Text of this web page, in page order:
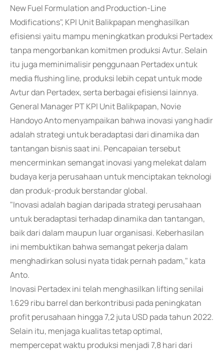
New Fuel Formulation and Production-Line
Modifications", KPI Unit Balikpapan menghasilkan
efisiensi yaitu mampu meningkatkan produksi Pertadex
tanpa mengorbankan komitmen produksi Avtur. Selain
itu juga meminimalisir penggunaan Pertadex untuk
media flushing line, produksi lebih cepat untuk mode
Avtur dan Pertadex, serta berbagai efisiensi lainnya.
General Manager PT KPI Unit Balikpapan, Novie
Handoyo Anto menyampaikan bahwa inovasi yang hadir
adalah strategi untuk beradaptasi dari dinamika dan
tantangan bisnis saat ini. Pencapaian tersebut
mencerminkan semangat inovasi yang melekat dalam
budaya kerja perusahaan untuk menciptakan teknologi
dan produk-produk berstandar global.
"Inovasi adalah bagian daripada strategi perusahaan
untuk beradaptasi terhadap dinamika dan tantangan,
baik dari dalam maupun luar organisasi. Keberhasilan
ini membuktikan bahwa semangat pekerja dalam
menghadirkan solusi nyata tidak pernah padam," kata
Anto.
Inovasi Pertadex ini telah menghasilkan lifting senilai
1.629 ribu barrel dan berkontribusi pada peningkatan
profit perusahaan hingga 7,2 juta USD pada tahun 2022.
Selain itu, menjaga kualitas tetap optimal,
mempercepat waktu produksi menjadi 7,8 hari dari